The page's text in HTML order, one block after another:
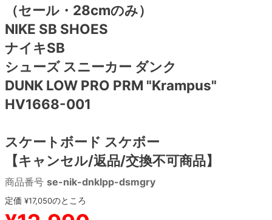
（セール・28cmのみ）
NIKE SB SHOES
ナイキSB
シューズ スニーカー ダンク
DUNK LOW PRO PRM "Krampus"
HV1668-001
スケートボード スケボー
【キャンセル/返品/交換不可商品】
商品番号 se-nik-dnklpp-dsmgry
定価 ¥17,050のところ
8.8inch
8.9inch
9.0inch以上
シェイプデッキ
8.9inch
9.0inch以上
75mm
110mm
29.5cm
30cm